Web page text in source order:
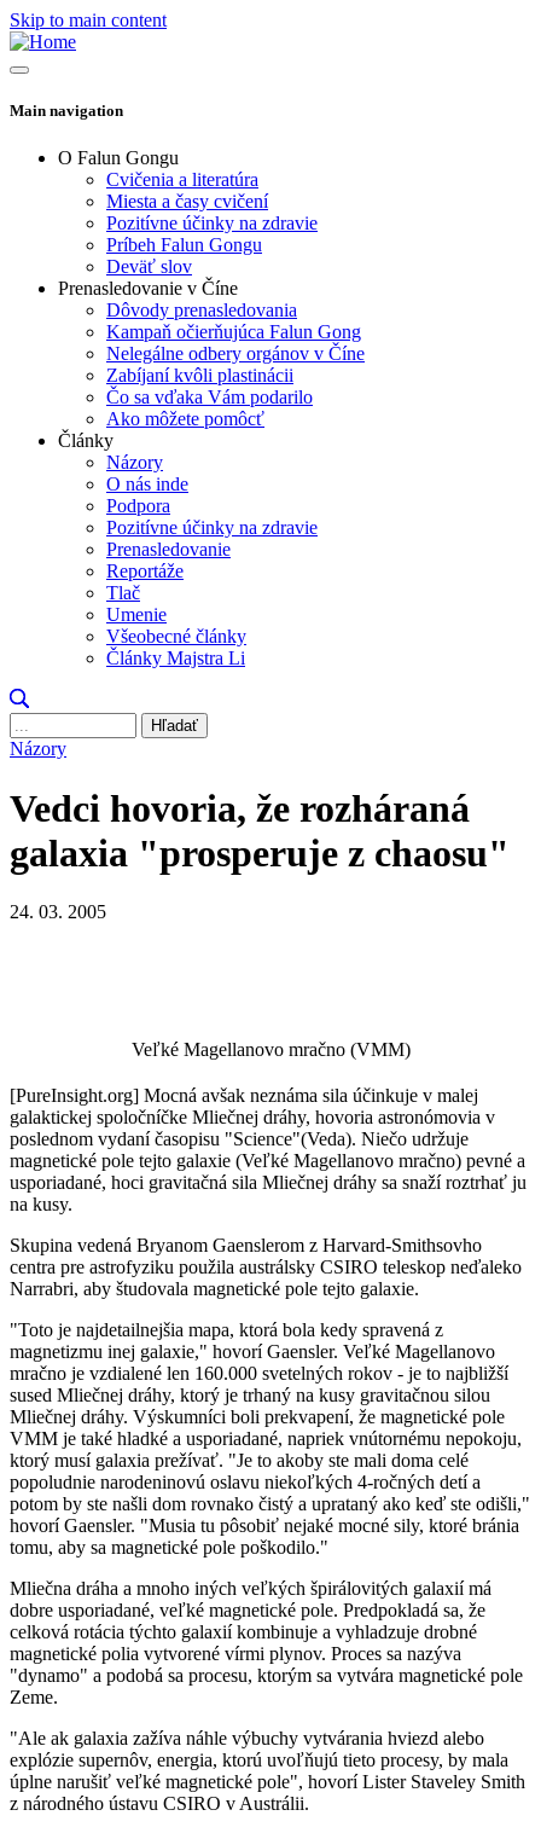
Skip to main content
Main navigation
O Falun Gongu
Cvičenia a literatúra
Miesta a časy cvičení
Pozitívne účinky na zdravie
Príbeh Falun Gongu
Deväť slov
Prenasledovanie v Číne
Dôvody prenasledovania
Kampaň očierňujúca Falun Gong
Nelegálne odbery orgánov v Číne
Zabíjaní kvôli plastinácii
Čo sa vďaka Vám podarilo
Ako môžete pomôcť
Články
Názory
O nás inde
Podpora
Pozitívne účinky na zdravie
Prenasledovanie
Reportáže
Tlač
Umenie
Všeobecné články
Články Majstra Li
Hľadať
Názory
Vedci hovoria, že rozháraná
galaxia "prosperuje z chaosu"
24. 03. 2005
Veľké Magellanovo mračno (VMM)
[PureInsight.org] Mocná avšak neznáma sila účinkuje v malej
galaktickej spoločníčke Mliečnej dráhy, hovoria astronómovia v
poslednom vydaní časopisu "Science"(Veda). Niečo udržuje
magnetické pole tejto galaxie (Veľké Magellanovo mračno) pevné a
usporiadané, hoci gravitačná sila Mliečnej dráhy sa snaží roztrhať ju
na kusy.
Skupina vedená Bryanom Gaenslerom z Harvard-Smithsovho
centra pre astrofyziku použila austrálsky CSIRO teleskop neďaleko
Narrabri, aby študovala magnetické pole tejto galaxie.
"Toto je najdetailnejšia mapa, ktorá bola kedy spravená z
magnetizmu inej galaxie," hovorí Gaensler. Veľké Magellanovo
mračno je vzdialené len 160.000 svetelných rokov - je to najbližší
sused Mliečnej dráhy, ktorý je trhaný na kusy gravitačnou silou
Mliečnej dráhy. Výskumníci boli prekvapení, že magnetické pole
VMM je také hladké a usporiadané, napriek vnútornému nepokoju,
ktorý musí galaxia prežívať. "Je to akoby ste mali doma celé
popoludnie narodeninovú oslavu niekoľkých 4-ročných detí a
potom by ste našli dom rovnako čistý a uprataný ako keď ste odišli,"
hovorí Gaensler. "Musia tu pôsobiť nejaké mocné sily, ktoré bránia
tomu, aby sa magnetické pole poškodilo."
Mliečna dráha a mnoho iných veľkých špirálovitých galaxií má
dobre usporiadané, veľké magnetické pole. Predpokladá sa, že
celková rotácia týchto galaxií kombinuje a vyhladzuje drobné
magnetické polia vytvorené vírmi plynov. Proces sa nazýva
"dynamo" a podobá sa procesu, ktorým sa vytvára magnetické pole
Zeme.
"Ale ak galaxia zažíva náhle výbuchy vytvárania hviezd alebo
explózie supernôv, energia, ktorú uvoľňujú tieto procesy, by mala
úplne narušiť veľké magnetické pole", hovorí Lister Staveley Smith
z národného ústavu CSIRO v Austrálii.